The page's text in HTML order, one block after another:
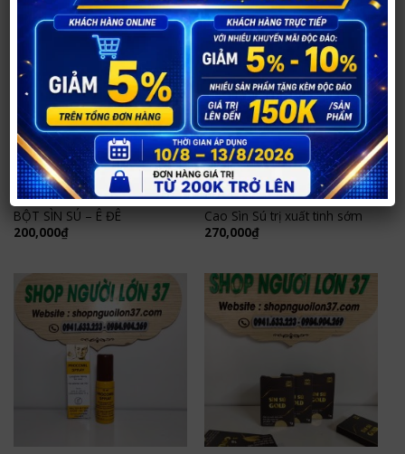
XỊT KÉO DÀI THỜI GIAN
BỘT SÌN SÚ – Ê ĐÊ
200,000₫
XỊT KÉO DÀI THỜI GIAN
Cao Sìn Sú trị xuất tinh sớm
270,000₫